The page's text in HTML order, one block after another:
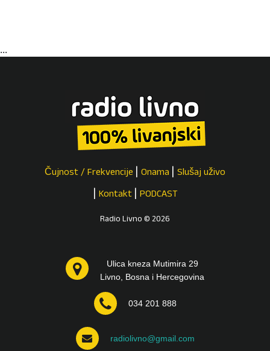
...
Čujnost / Frekvencije Onama Slušaj uživo
Kontakt PODCAST
Radio Livno © 2026
Ulica kneza Mutimira 29
Livno, Bosna i Hercegovina
034 201 888
radiolivno@gmail.com